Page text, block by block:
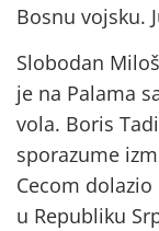
Bosnu vojsku.
Slobodan
je na Palama
vola. Boris
sporazume
Cecom
u Republiku